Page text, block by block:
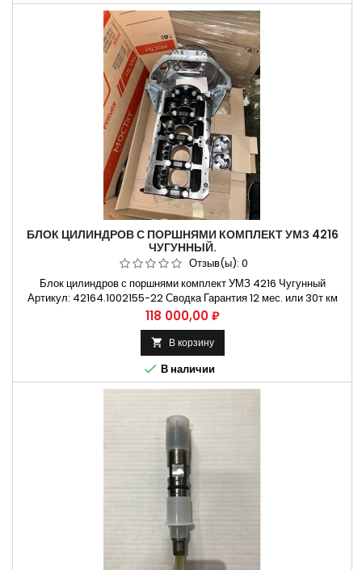
БЛОК ЦИЛИНДРОВ С ПОРШНЯМИ КОМПЛЕКТ УМЗ 4216
ЧУГУННЫЙ.
Отзыв(ы): 0
Блок цилиндров с поршнями комплект УМЗ 4216 Чугунный
Артикул: 42164.1002155-22 Сводка Гарантия 12 мес. или 30т км
пробега Применяется на Двигателья УМЗ 4216. 421647. 42164
Артикул 42164.1002155-22 Производитель: Россия Вес (кг): 42.5
Способы оплаты Безналичный расчет, оплата банковской картой
Бесплатная...
Цена
118 000,00 ₽
 В корзину
 В наличии